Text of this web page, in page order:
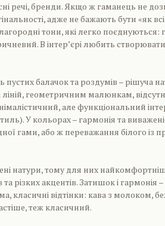
речі, бренди. Якщо ж гаманець не
адже не бажають бути «як
тони, які легко поєднуються:
В інтер’єрі любить
балачок та роздумів – рішуча
ліній, геометричним малюнкам,
але функціональний
У кольорах – гармонія та
гами, або ж переважання білого із
натури, тому для них
різких акцентів. Затишок і гармонія
класичні відтінки: кава з молоком,
теж класичний.